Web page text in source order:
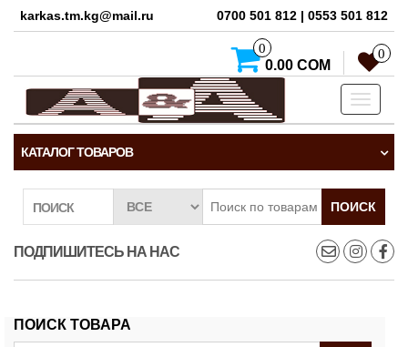
karkas.tm.kg@mail.ru 0700 501 812 | 0553 501 812
0
0.00 СОМ
0
Toggle
КАТАЛОГ ТОВАРОВ
ПОИСК ПОИСК
ПОДПИШИТЕСЬ НА НАС
ПОИСК ТОВАРА